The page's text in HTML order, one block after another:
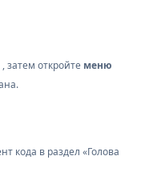
, затем откройте меню
кода в раздел «Голова